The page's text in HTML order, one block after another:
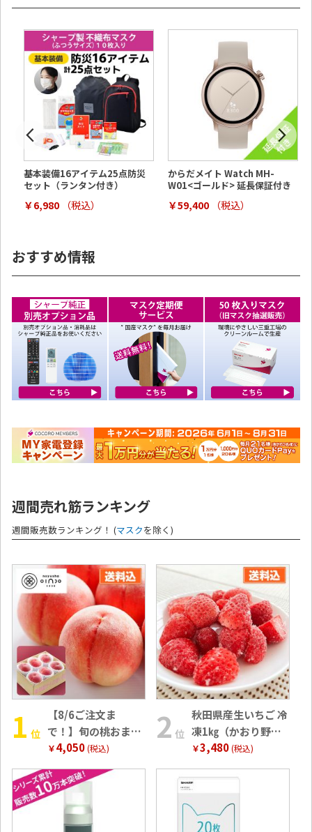
基本装備16アイテム25点防災
セット（ランタン付き）
￥6,980 （税込）
からだメイト Watch MH-
W01<ゴールド> 延長保証付き
￥59,400 （税込）
おすすめ情報
週間売れ筋ランキング
週間販売数ランキング！ (マスクを除く)
位
【8/6ご注文ま
で！】旬の桃おまか
せ便 奈良･和歌山県
玉）
￥4,050 (税込)
位
秋田県産生いちご 冷
凍1㎏（かおり野・
ヘタなし）
￥3,480(税込)